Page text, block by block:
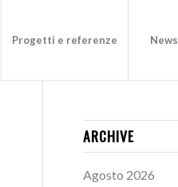
Progetti e referenze News
ARCHIVE
Agosto 2026